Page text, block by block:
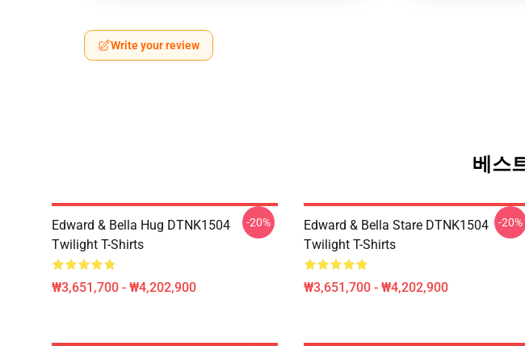
Write your review
베스
Edward & Bella Hug DTNK1504
Twilight T-Shirts
₩3,651,700 - ₩4,202,900
-20%
Edward & Bella Stare DTNK1504
Twilight T-Shirts
₩3,651,700 - ₩4,202,900
-20%